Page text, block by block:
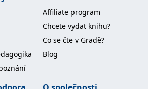
Affiliate program
Chcete vydat knihu?
Co se čte v Gradě?
Blog